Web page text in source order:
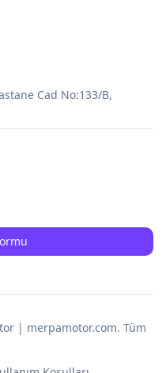
Cad No:133/B,
| merpamotor.com. Tüm